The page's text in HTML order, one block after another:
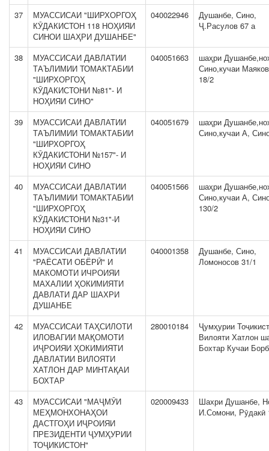
37
МУАССИСАИ "ШИРХОРГОҲ
КӮДАКИСТОН 118 НОҲИЯИ
СИНОИ ШАҲРИ ДУШАНБЕ"
040022946
Душанбе, Сино,
Ҷ.Расулов 67 а
38
МУАССИСАИ ДАВЛАТИИ
ТАЪЛИМИИ ТОМАКТАБИИ
"ШИРХОРГОҲ
КӮДАКИСТОНИ №81"- И
НОҲИЯИ СИНО"
040051663
шаҳри
Сино,кучаи
18/2
39
МУАССИСАИ ДАВЛАТИИ
ТАЪЛИМИИ ТОМАКТАБИИ
"ШИРХОРГОҲ
КӮДАКИСТОНИ №157"- И
НОҲИЯИ СИНО
040051679
шаҳри
Сино,кучаи А,
40
МУАССИСАИ ДАВЛАТИИ
ТАЪЛИМИИ ТОМАКТАБИИ
"ШИРХОРГОҲ
КӮДАКИСТОНИ №31"-И
НОҲИЯИ СИНО
040051566
шаҳри
Сино,кучаи А,
130/2
41
МУАССИСАИ ДАВЛАТИИ
"РАЁСАТИ ОБЁРӢ" И
МАКОМОТИ ИЧРОИЯИ
МАХАЛИИ ҲОКИМИЯТИ
ДАВЛАТИ ДАР ШАХРИ
ДУШАНБЕ
040001358
Душанбе, Сино,
Ломоносов 31/1
42
МУАССИСАИ ТАҲСИЛОТИ
ИЛОВАГИИ МАҚОМОТИ
ИҶРОИЯИ ҲОКИМИЯТИ
ДАВЛАТИИ ВИЛОЯТИ
ХАТЛОН ДАР МИНТАҚАИ
БОХТАР
280010184
Ҷумҳурии
Вилояти Хатлон
Бохтар Кучаи
43
МУАССИСАИ "МАҶМӮИ
МЕҲМОНХОНАҲОИ
ДАСТГОҲИ ИҶРОИЯИ
ПРЕЗИДЕНТИ ҶУМҲУРИИ
ТОҶИКИСТОН"
020009433
Шахри Душанбе,
И.Сомони, Рӯдакӣ